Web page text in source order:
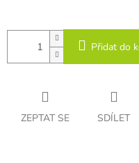
Přidat do
ZEPTAT SE SDÍLET